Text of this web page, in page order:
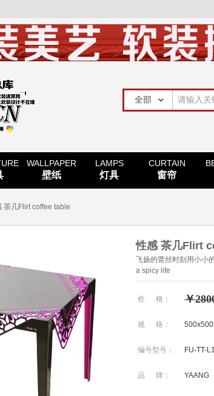
WALLPAPER
壁纸
LAMPS
灯具
CURTAIN
窗帘
茶几Flirt coffee table
性感 茶几Flirt
飞扬的蕾丝时刻用小小
a spicy life
价 格： ￥
规 格：
编号型号： FU-TT-
品 牌： YAANG